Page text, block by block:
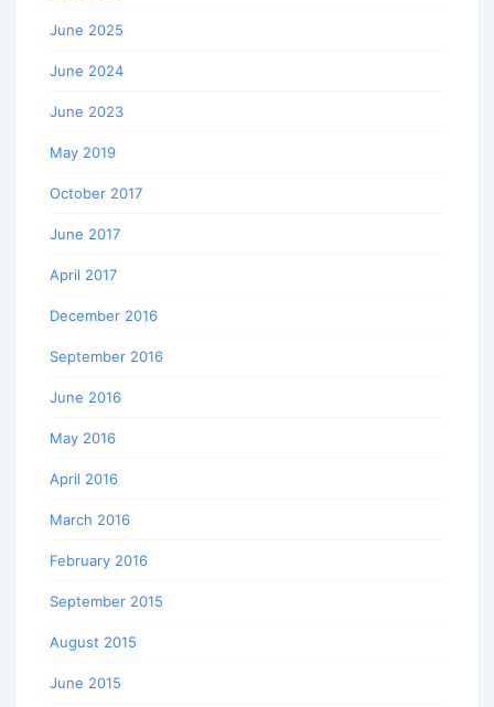
June 2025
June 2024
June 2023
May 2019
October 2017
June 2017
April 2017
December 2016
September 2016
June 2016
May 2016
April 2016
March 2016
February 2016
September 2015
August 2015
June 2015